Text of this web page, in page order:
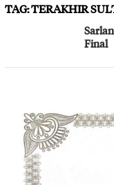
TAG:TERAKHIR
Final